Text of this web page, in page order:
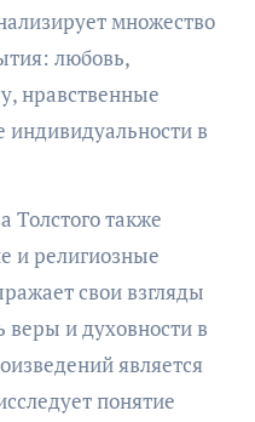
множество
любовь,
нравственные
в
Толстого также
и религиозные
свои взгляды
веры и духовности в
является
понятие